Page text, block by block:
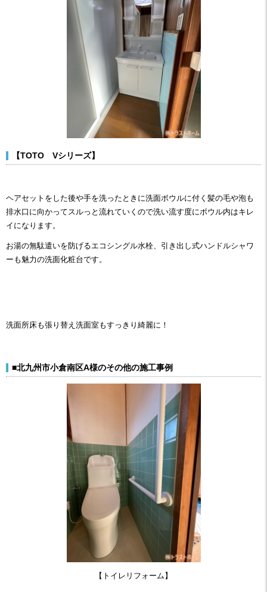
【TOTO Vシリーズ】
ヘアセットをした後や手を洗ったときに洗面ボウルに付く髪の毛や泡も
排水口に向かってスルっと流れていくので洗い流す度にボウル内はキレ
イになります。
お湯の無駄遣いを防げるエコシングル水栓、引き出し式ハンドルシャワ
ーも魅力の洗面化粧台です。
洗面所床も張り替え洗面室もすっきり綺麗に！
■北九州市小倉南区A様のその他の施工事例
【トイレリフォーム】